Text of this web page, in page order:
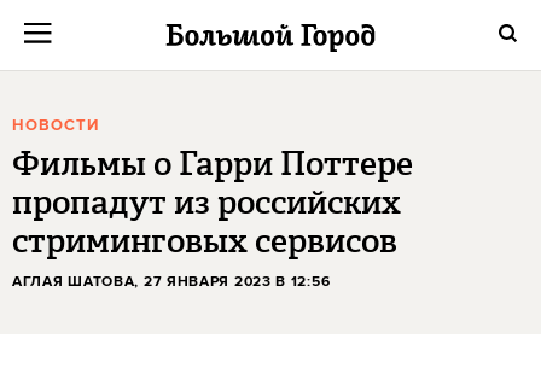
НОВОСТИ
Фильмы о Гарри Поттере
пропадут из российских
стриминговых сервисов
АГЛАЯ ШАТОВА, 27 ЯНВАРЯ 2023 В 12:56